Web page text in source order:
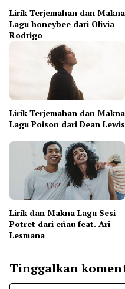
Lirik Terjemahan dan Makna
Lagu honeybee dari Olivia
Rodrigo
Lirik Terjemahan dan Makna
Lagu Poison dari Dean Lewis
Lirik dan Makna Lagu Sesi
Potret dari eńau feat. Ari
Lesmana
Tinggalkan